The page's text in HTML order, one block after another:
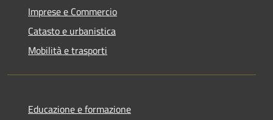
Imprese e Commercio
Catasto e urbanistica
Mobilità e trasporti
Educazione e formazione